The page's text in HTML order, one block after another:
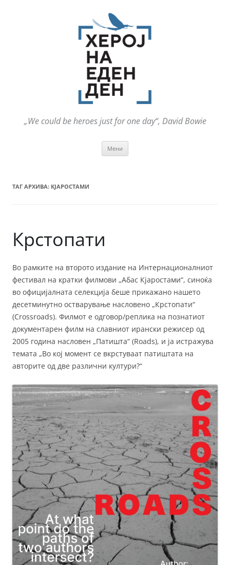
„We could be heroes just for one day“, David Bowie
Мени
ТАГ АРХИВА: КЈАРОСТАМИ
Крстопати
Во рамките на второто издание на Интернационалниот
фестивал на кратки филмови „Абас Кјаростами“, синоќа
во официјалната селекција беше прикажано нашето
десетминутно остварување насловено „Крстопати“
(Crossroads). Филмот е одговор/реплика на познатиот
документарен филм на славниот ирански режисер од
2005 година насловен „Патишта“ (Roads), и ја истражува
темата „Во кој момент се вкрстуваат патиштата на
авторите од две различни култури?“